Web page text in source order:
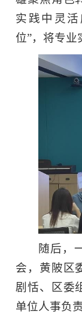
实践中灵
位”，将专业
随后，
会，黄陂区
剧恬、区委
单位人事负